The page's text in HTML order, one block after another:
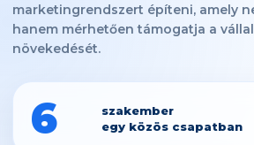
marketingrendszert építeni, amely
hanem mérhetően támogatja a
növekedését.
6
szakember
egy közös csapatban